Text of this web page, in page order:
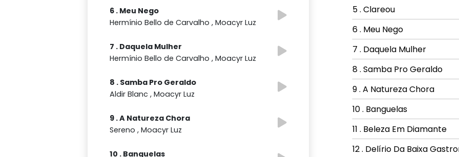
6 . Meu Nego
Hermínio Bello de Carvalho , Moacyr Luz
7 . Daquela Mulher
Hermínio Bello de Carvalho , Moacyr Luz
8 . Samba Pro Geraldo
Aldir Blanc , Moacyr Luz
9 . A Natureza Chora
Sereno , Moacyr Luz
10 . Banguelas
5 . Clareou
6 . Meu Nego
7 . Daquela Mulher
8 . Samba Pro Geraldo
9 . A Natureza Chora
10 . Banguelas
11 . Beleza Em Diamante
12 . Delírio Da Baixa